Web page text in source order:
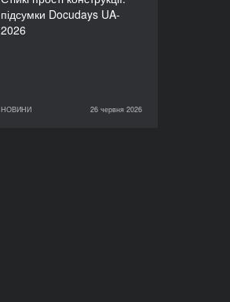
підсумки Docudays UA-
2026
НОВИНИ 26 червня 2026
НОВИНИ
26 червня 2026